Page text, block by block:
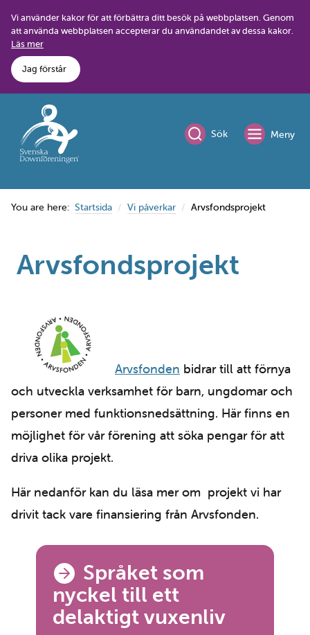
content
Vi använder kakor för att förbättra ditt besök på webbplatsen. Genom
att använda webbplatsen accepterar du användandet av dessa kakor.
Läs mer
Jag förstår
Sök Meny
You are here: Startsida Vi påverkar Arvsfondsprojekt
Arvsfondsprojekt
Arvsfonden bidrar till att förnya
och utveckla verksamhet för barn, ungdomar och
personer med funktionsnedsättning. Här finns en
möjlighet för vår förening att söka pengar för att
driva olika projekt.
Här nedanför kan du läsa mer om projekt vi har
drivit tack vare finansiering från Arvsfonden.
Navigation
Språket som
nyckel till ett
delaktigt vuxenliv